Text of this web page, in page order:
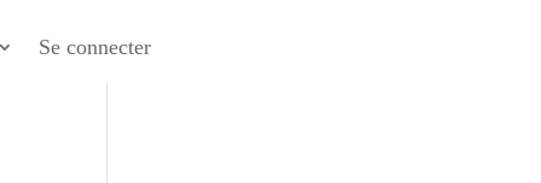
Se connecter